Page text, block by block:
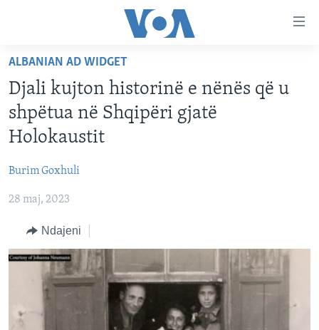
faqen
kryesore
Kalo
tek
faqja
Kalo
tek
kërkimi
FAQJA KRYESORE
KATEGORITË
AMERIKA
BOTA
MJEDISI
KULTURË
SHKENCË DHE TEKNOLOGJI
DITARI
Learning English
FOLLOW US
Gjuhët
ALBANIAN AD WIDGET
Djali kujton historinë e nënës që u
shpëtua në Shqipëri gjatë
Holokaustit
Burim Goxhuli
28 maj, 2023
Ndajeni